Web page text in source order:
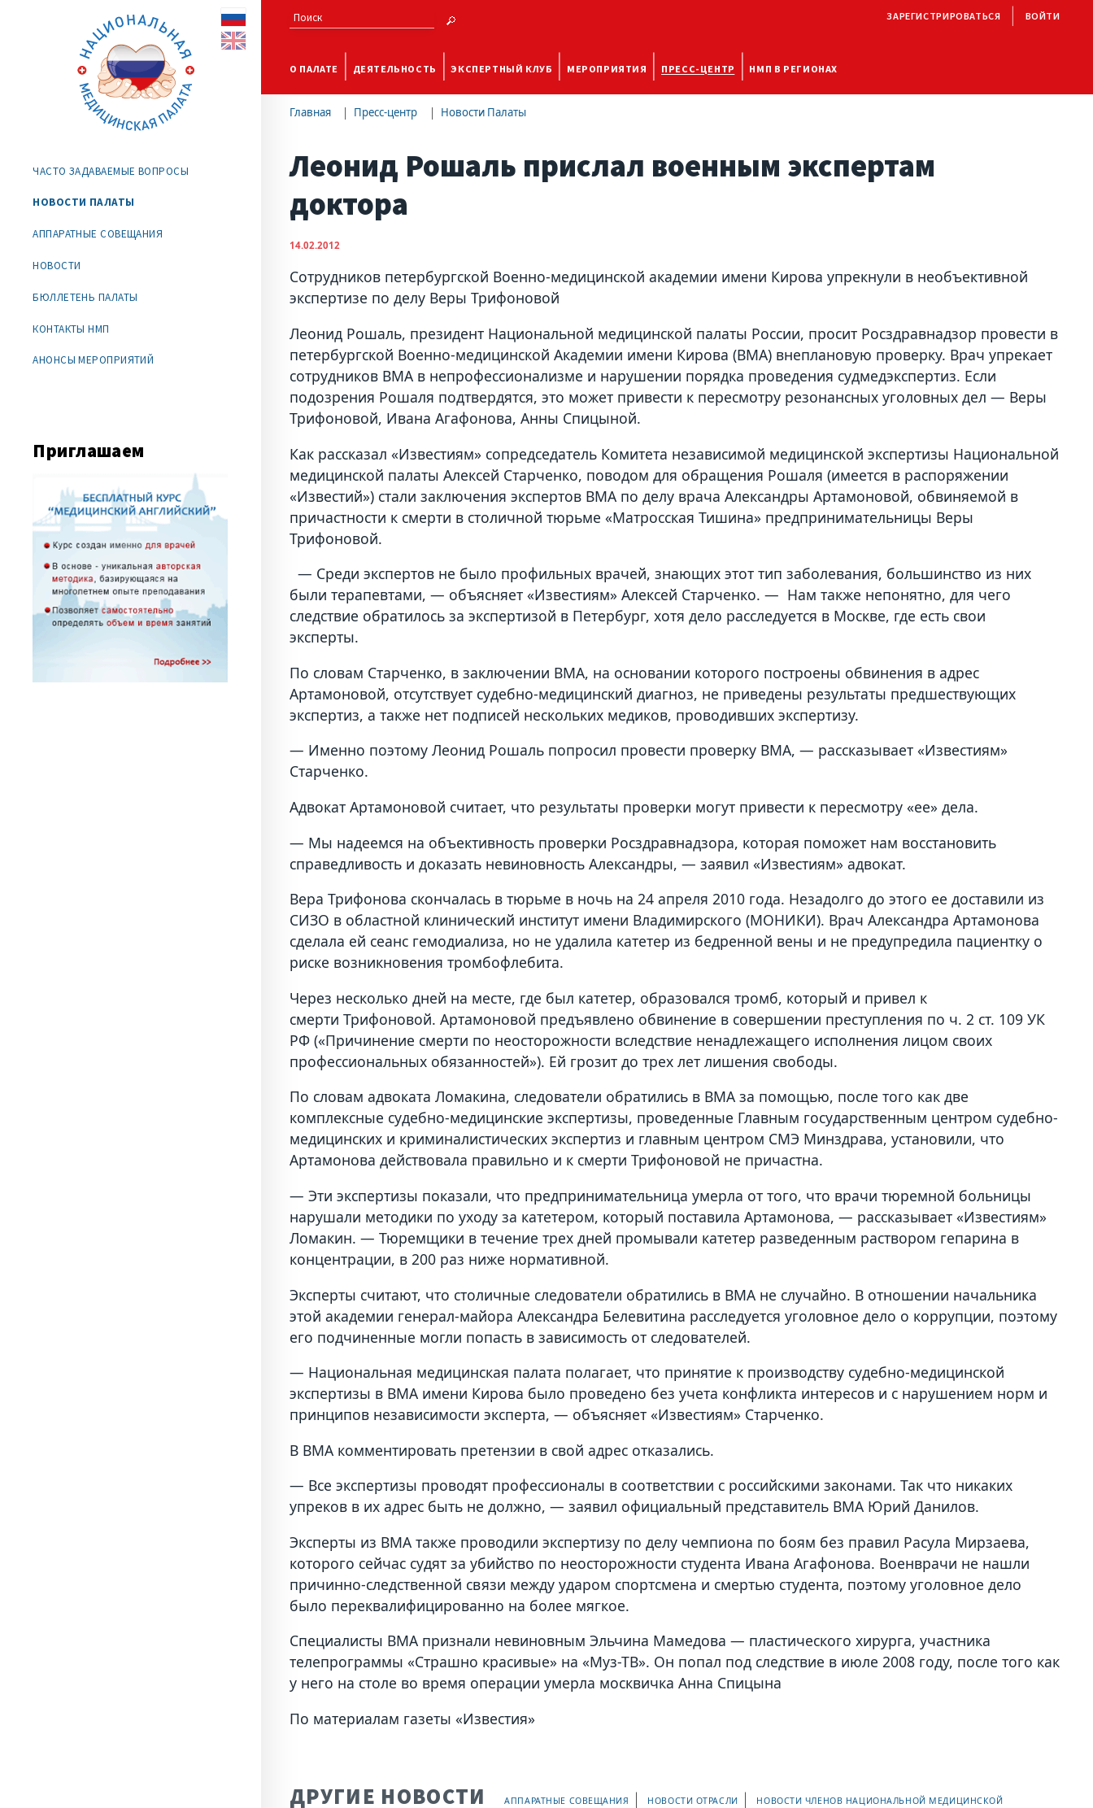
ЗАРЕГИСТРИРОВАТЬСЯ ВОЙТИ
О ПАЛАТЕ ДЕЯТЕЛЬНОСТЬ ЭКСПЕРТНЫЙ КЛУБ МЕРОПРИЯТИЯ ПРЕСС-ЦЕНТР НМП В РЕГИОНАХ
Главная Пресс-центр Новости Палаты
Леонид Рошаль прислал военным экспертам
доктора
14.02.2012
Сотрудников петербургской Военно-медицинской академии имени Кирова упрекнули в необъективной
экспертизе по делу Веры Трифоновой
Леонид Рошаль, президент Национальной медицинской палаты России, просит Росздравнадзор провести в
петербургской Военно-медицинской Академии имени Кирова (ВМА) внеплановую проверку. Врач упрекает
сотрудников ВМА в непрофессионализме и нарушении порядка проведения судмедэкспертиз. Если
подозрения Рошаля подтвердятся, это может привести к пересмотру резонансных уголовных дел — Веры
Трифоновой, Ивана Агафонова, Анны Спицыной.
Как рассказал «Известиям» сопредседатель Комитета независимой медицинской экспертизы Национальной
медицинской палаты Алексей Старченко, поводом для обращения Рошаля (имеется в распоряжении
«Известий») стали заключения экспертов ВМА по делу врача Александры Артамоновой, обвиняемой в
причастности к смерти в столичной тюрьме «Матросская Тишина» предпринимательницы Веры
Трифоновой.
— Среди экспертов не было профильных врачей, знающих этот тип заболевания, большинство из них
были терапевтами, — объясняет «Известиям» Алексей Старченко. — Нам также непонятно, для чего
следствие обратилось за экспертизой в Петербург, хотя дело расследуется в Москве, где есть свои
эксперты.
По словам Старченко, в заключении ВМА, на основании которого построены обвинения в адрес
Артамоновой, отсутствует судебно-медицинский диагноз, не приведены результаты предшествующих
экспертиз, а также нет подписей нескольких медиков, проводивших экспертизу.
— Именно поэтому Леонид Рошаль попросил провести проверку ВМА, — рассказывает «Известиям»
Старченко.
Адвокат Артамоновой считает, что результаты проверки могут привести к пересмотру «ее» дела.
— Мы надеемся на объективность проверки Росздравнадзора, которая поможет нам восстановить
справедливость и доказать невиновность Александры, — заявил «Известиям» адвокат.
Вера Трифонова скончалась в тюрьме в ночь на 24 апреля 2010 года. Незадолго до этого ее доставили из
CИЗО в областной клинический институт имени Владимирского (МОНИКИ). Врач Александра Артамонова
сделала ей сеанс гемодиализа, но не удалила катетер из бедренной вены и не предупредила пациентку о
риске возникновения тромбофлебита.
Через несколько дней на месте, где был катетер, образовался тромб, который и привел к
смерти Трифоновой. Артамоновой предъявлено обвинение в совершении преступления по ч. 2 ст. 109 УК
РФ («Причинение смерти по неосторожности вследствие ненадлежащего исполнения лицом своих
профессиональных обязанностей»). Ей грозит до трех лет лишения свободы.
По словам адвоката Ломакина, следователи обратились в ВМА за помощью, после того как две
комплексные судебно-медицинские экспертизы, проведенные Главным государственным центром судебно-
медицинских и криминалистических экспертиз и главным центром СМЭ Минздрава, установили, что
Артамонова действовала правильно и к смерти Трифоновой не причастна.
— Эти экспертизы показали, что предпринимательница умерла от того, что врачи тюремной больницы
нарушали методики по уходу за катетером, который поставила Артамонова, — рассказывает «Известиям»
Ломакин. — Тюремщики в течение трех дней промывали катетер разведенным раствором гепарина в
концентрации, в 200 раз ниже нормативной.
Эксперты считают, что столичные следователи обратились в ВМА не случайно. В отношении начальника
этой академии генерал-майора Александра Белевитина расследуется уголовное дело о коррупции, поэтому
его подчиненные могли попасть в зависимость от следователей.
— Национальная медицинская палата полагает, что принятие к производству судебно-медицинской
экспертизы в ВМА имени Кирова было проведено без учета конфликта интересов и с нарушением норм и
принципов независимости эксперта, — объясняет «Известиям» Старченко.
В ВМА комментировать претензии в свой адрес отказались.
— Все экспертизы проводят профессионалы в соответствии с российскими законами. Так что никаких
упреков в их адрес быть не должно, — заявил официальный представитель ВМА Юрий Данилов.
Эксперты из ВМА также проводили экспертизу по делу чемпиона по боям без правил Расула Мирзаева,
которого сейчас судят за убийство по неосторожности студента Ивана Агафонова. Военврачи не нашли
причинно-следственной связи между ударом спортсмена и смертью студента, поэтому уголовное дело
было переквалифицированно на более мягкое.
Специалисты ВМА признали невиновным Эльчина Мамедова — пластического хирурга, участника
телепрограммы «Страшно красивые» на «Муз-ТВ». Он попал под следствие в июле 2008 году, после того как
у него на столе во время операции умерла москвичка Анна Спицына
По материалам газеты «Известия»
ДРУГИЕ НОВОСТИ АППАРАТНЫЕ СОВЕЩАНИЯ НОВОСТИ ОТРАСЛИ НОВОСТИ ЧЛЕНОВ НАЦИОНАЛЬНОЙ МЕДИЦИНСКОЙ
ЧАСТО ЗАДАВАЕМЫЕ ВОПРОСЫ
НОВОСТИ ПАЛАТЫ
АППАРАТНЫЕ СОВЕЩАНИЯ
НОВОСТИ
БЮЛЛЕТЕНЬ ПАЛАТЫ
КОНТАКТЫ НМП
АНОНСЫ МЕРОПРИЯТИЙ
Приглашаем